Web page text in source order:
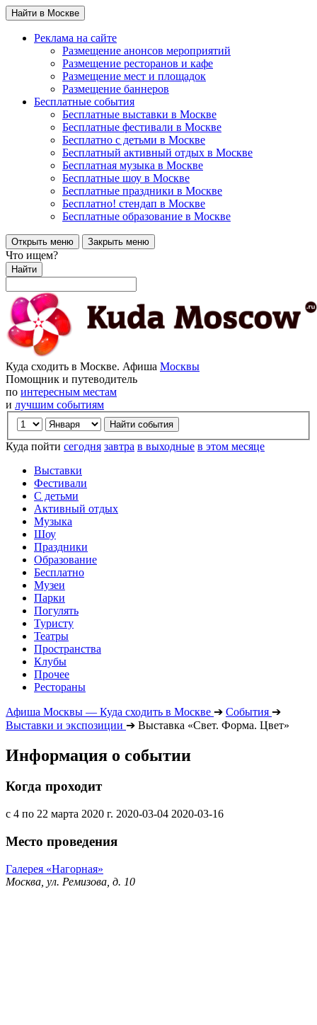
Найти в Москве
Реклама на сайте
Размещение анонсов мероприятий
Размещение ресторанов и кафе
Размещение мест и площадок
Размещение баннеров
Бесплатные события
Бесплатные выставки в Москве
Бесплатные фестивали в Москве
Бесплатно с детьми в Москве
Бесплатный активный отдых в Москве
Бесплатная музыка в Москве
Бесплатные шоу в Москве
Бесплатные праздники в Москве
Бесплатно! стендап в Москве
Бесплатные образование в Москве
Открыть меню Закрыть меню
Что ищем?
Найти
Куда сходить в Москве. Афиша Москвы
Помощник и путеводитель
по интересным местам
и лучшим событиям
Куда пойти сегодня завтра в выходные в этом месяце
Выставки
Фестивали
С детьми
Активный отдых
Музыка
Шоу
Праздники
Образование
Бесплатно
Музеи
Парки
Погулять
Туристу
Театры
Пространства
Клубы
Прочее
Рестораны
Афиша Москвы — Куда сходить в Москве ➔ События ➔
Выставки и экспозиции ➔ Выставка «Свет. Форма. Цвет»
Информация о событии
Когда проходит
с 4 по 22 марта 2020 г. 2020-03-04 2020-03-16
Место проведения
Галерея «Нагорная»
Москва, ул. Ремизова, д. 10